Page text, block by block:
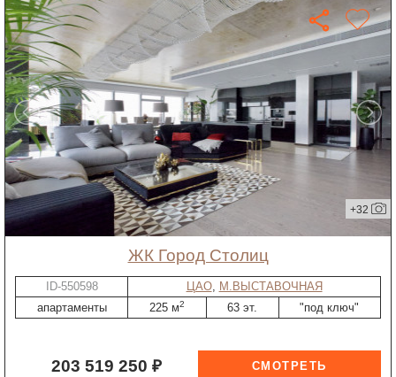
+32
ЖК Город Столиц
ID-550598 ЦАО, М.ВЫСТАВОЧНАЯ
апартаменты
225 м2 63 эт. "под ключ"
203 519 250 ₽